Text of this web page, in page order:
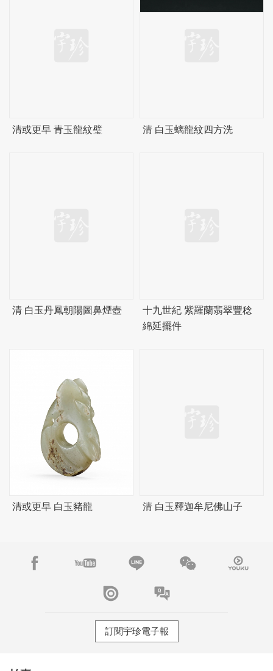
清或更早 青玉龍紋璧 清 白玉螭龍紋四方洗
清 白玉丹鳳朝陽圖鼻煙壺
十九世紀 紫羅蘭翡翠豐稔
綿延擺件
清或更早 白玉豬龍 清 白玉釋迦牟尼佛山子
訂閱宇珍電子報